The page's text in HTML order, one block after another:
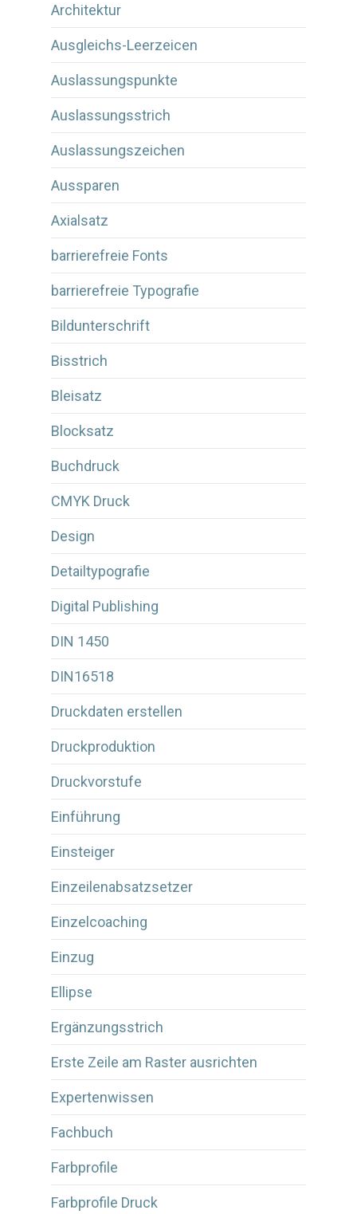
Architektur
Ausgleichs-Leerzeicen
Auslassungspunkte
Auslassungsstrich
Auslassungszeichen
Aussparen
Axialsatz
barrierefreie Fonts
barrierefreie Typografie
Bildunterschrift
Bisstrich
Bleisatz
Blocksatz
Buchdruck
CMYK Druck
Design
Detailtypografie
Digital Publishing
DIN 1450
DIN16518
Druckdaten erstellen
Druckproduktion
Druckvorstufe
Einführung
Einsteiger
Einzeilenabsatzsetzer
Einzelcoaching
Einzug
Ellipse
Ergänzungsstrich
Erste Zeile am Raster ausrichten
Expertenwissen
Fachbuch
Farbprofile
Farbprofile Druck